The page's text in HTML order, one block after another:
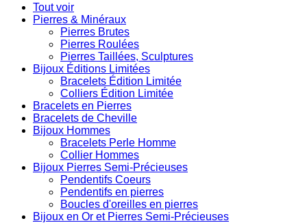
Tout voir
Pierres & Minéraux
Pierres Brutes
Pierres Roulées
Pierres Taillées, Sculptures
Bijoux Éditions Limitées
Bracelets Édition Limitée
Colliers Édition Limitée
Bracelets en Pierres
Bracelets de Cheville
Bijoux Hommes
Bracelets Perle Homme
Collier Hommes
Bijoux Pierres Semi-Précieuses
Pendentifs Coeurs
Pendentifs en pierres
Boucles d'oreilles en pierres
Bijoux en Or et Pierres Semi-Précieuses